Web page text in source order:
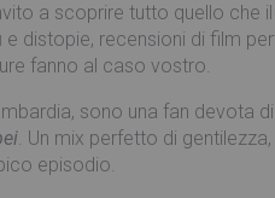
a scoprire tutto quello che
e distopie, recensioni di film
fanno al caso vostro.
sono una fan devota di
. Un mix perfetto di
episodio.